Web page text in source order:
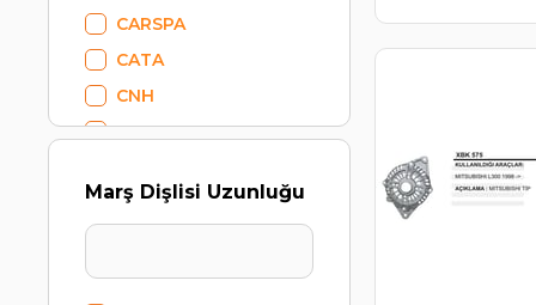
CARSPA
CATA
CNH
DEPO
ELO
ENG
Marş Dişlisi Uzunluğu